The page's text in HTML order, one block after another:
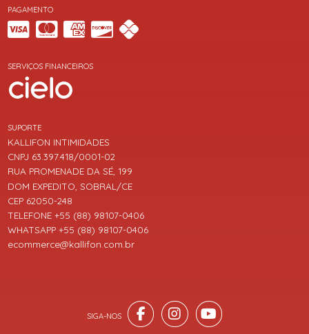
PAGAMENTO
SERVIÇOS FINANCEIROS
SUPORTE
KALLIFON INTIMIDADES
CNPJ 63.397.418/0001-02
RUA PROMENADE DA SÉ, 199
DOM EXPEDITO, SOBRAL/CE
CEP 62050-248
TELEFONE +55 (88) 98107-0406
WHATSAPP +55 (88) 98107-0406
ecommerce@kallifon.com.br